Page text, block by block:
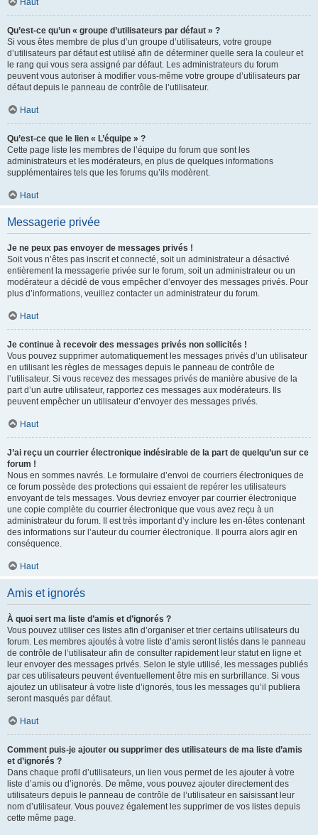
Haut
Qu’est-ce qu’un « groupe d’utilisateurs par défaut » ?
Si vous êtes membre de plus d’un groupe d’utilisateurs, votre groupe
d’utilisateurs par défaut est utilisé afin de déterminer quelle sera la couleur et
le rang qui vous sera assigné par défaut. Les administrateurs du forum
peuvent vous autoriser à modifier vous-même votre groupe d’utilisateurs par
défaut depuis le panneau de contrôle de l’utilisateur.
Haut
Qu’est-ce que le lien « L’équipe » ?
Cette page liste les membres de l’équipe du forum que sont les
administrateurs et les modérateurs, en plus de quelques informations
supplémentaires tels que les forums qu’ils modèrent.
Haut
Messagerie privée
Je ne peux pas envoyer de messages privés !
Soit vous n’êtes pas inscrit et connecté, soit un administrateur a désactivé
entièrement la messagerie privée sur le forum, soit un administrateur ou un
modérateur a décidé de vous empêcher d’envoyer des messages privés. Pour
plus d’informations, veuillez contacter un administrateur du forum.
Haut
Je continue à recevoir des messages privés non sollicités !
Vous pouvez supprimer automatiquement les messages privés d’un utilisateur
en utilisant les règles de messages depuis le panneau de contrôle de
l’utilisateur. Si vous recevez des messages privés de manière abusive de la
part d’un autre utilisateur, rapportez ces messages aux modérateurs. Ils
peuvent empêcher un utilisateur d’envoyer des messages privés.
Haut
J’ai reçu un courrier électronique indésirable de la part de quelqu’un sur ce
forum !
Nous en sommes navrés. Le formulaire d’envoi de courriers électroniques de
ce forum possède des protections qui essaient de repérer les utilisateurs
envoyant de tels messages. Vous devriez envoyer par courrier électronique
une copie complète du courrier électronique que vous avez reçu à un
administrateur du forum. Il est très important d’y inclure les en-têtes contenant
des informations sur l’auteur du courrier électronique. Il pourra alors agir en
conséquence.
Haut
Amis et ignorés
À quoi sert ma liste d’amis et d’ignorés ?
Vous pouvez utiliser ces listes afin d’organiser et trier certains utilisateurs du
forum. Les membres ajoutés à votre liste d’amis seront listés dans le panneau
de contrôle de l’utilisateur afin de consulter rapidement leur statut en ligne et
leur envoyer des messages privés. Selon le style utilisé, les messages publiés
par ces utilisateurs peuvent éventuellement être mis en surbrillance. Si vous
ajoutez un utilisateur à votre liste d’ignorés, tous les messages qu’il publiera
seront masqués par défaut.
Haut
Comment puis-je ajouter ou supprimer des utilisateurs de ma liste d’amis
et d’ignorés ?
Dans chaque profil d’utilisateurs, un lien vous permet de les ajouter à votre
liste d’amis ou d’ignorés. De même, vous pouvez ajouter directement des
utilisateurs depuis le panneau de contrôle de l’utilisateur en saisissant leur
nom d’utilisateur. Vous pouvez également les supprimer de vos listes depuis
cette même page.